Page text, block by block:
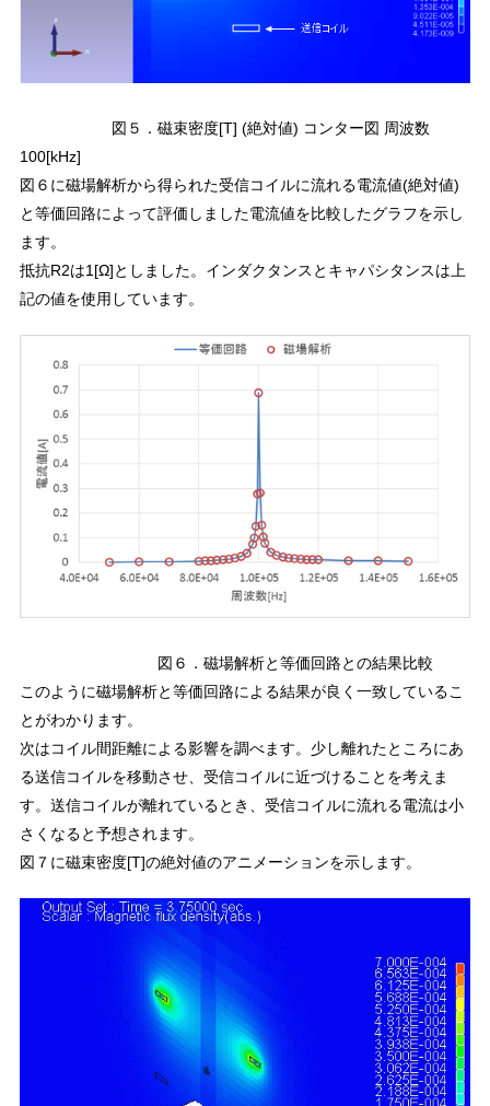
図５．磁束密度[T] (絶対値) コンター図 周波数
100[kHz]
図６に磁場解析から得られた受信コイルに流れる電流値(絶対値)
と等価回路によって評価しました電流値を比較したグラフを示し
ます。
抵抗R2は1[Ω]としました。インダクタンスとキャパシタンスは上
記の値を使用しています。
図６．磁場解析と等価回路との結果比較
このように磁場解析と等価回路による結果が良く一致しているこ
とがわかります。
次はコイル間距離による影響を調べます。少し離れたところにあ
る送信コイルを移動させ、受信コイルに近づけることを考えま
す。送信コイルが離れているとき、受信コイルに流れる電流は小
さくなると予想されます。
図７に磁束密度[T]の絶対値のアニメーションを示します。